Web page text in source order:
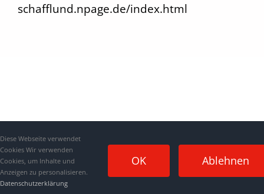
schafflund.npage.de/index.html
Diese Webseite verwendet
Cookies Wir verwenden
Cookies, um Inhalte und
Anzeigen zu personalisieren.
Datenschutzerklärung
OK Ablehnen